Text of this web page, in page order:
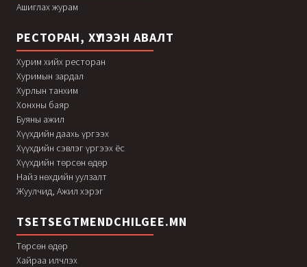
Ашиглах журам
РЕСТОРАН, ХҮЛЭЭН АВАЛТ
Хурим хийх ресторан
Хуримын зардал
Хурлын танхим
Хонхны баяр
Буяны ажил
Хүүхдийн даахь үргээх
Хүүхдийн сэвлэг үргээх ёс
Хүүхдийн төрсөн өдөр
Найз нөхдийн уулзалт
Жуулчид, Ажил хэрэг
TSETSEGTMENDCHILGEE.MN
Төрсөн өдөр
Хайраа илчлэх